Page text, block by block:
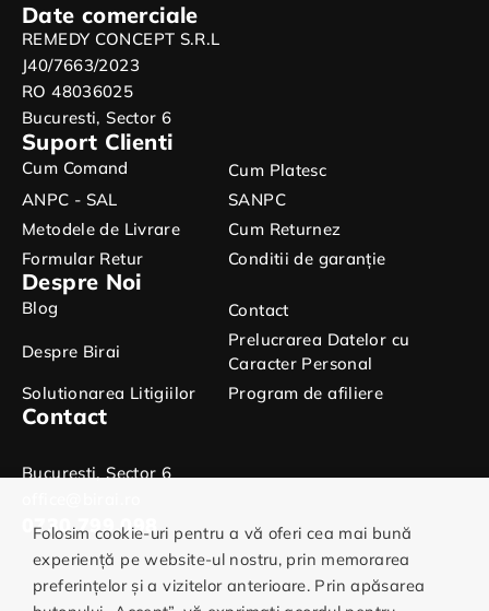
Date comerciale
REMEDY CONCEPT S.R.L
J40/7663/2023
RO 48036025
Bucuresti, Sector 6
Suport Clienti
Cum Comand
Cum Platesc
ANPC - SAL
SANPC
Metodele de Livrare
Cum Returnez
Formular Retur
Conditii de garanție
Despre Noi
Blog
Contact
Despre Birai
Prelucrarea Datelor cu
Caracter Personal
Solutionarea Litigiilor
Program de afiliere
Contact
Bucuresti, Sector 6
0730.799.098
Folosim cookie-uri pentru a vă oferi cea mai bună
experiență pe website-ul nostru, prin memorarea
preferințelor și a vizitelor anterioare. Prin apăsarea